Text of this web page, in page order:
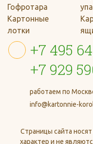
Гофротара
Картонные
лотки
+7 495
+7 929
работаем по
info@kartonnie-
Страницы сайта
характер и не